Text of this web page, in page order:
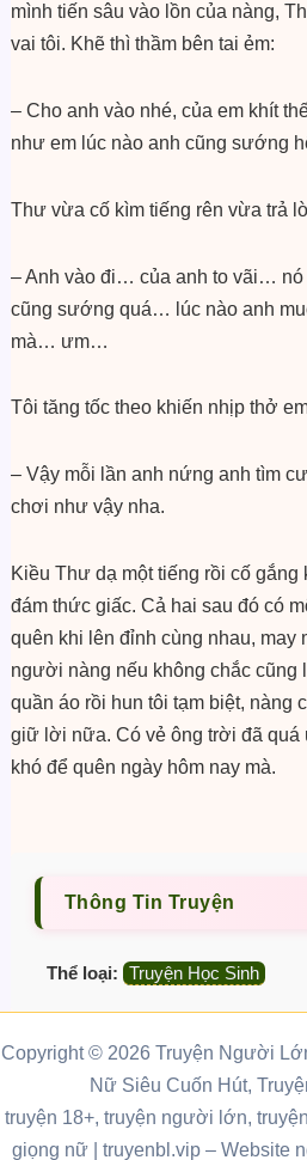
mình tiến sâu vào lồn của nàng,
vai tôi. Khẽ thì thầm bên tai ẻm:
– Cho anh vào nhé, của em khít
như em lúc nào anh cũng sướng
Thư vừa cố kìm tiếng rên vừa trả
– Anh vào đi… của anh to vãi… nó
cũng sướng quá… lúc nào anh
mà… ưm…
Tôi tăng tốc theo khiến nhịp thở
– Vậy mỗi lần anh nứng anh tìm
chơi như vậy nha.
Kiều Thư dạ một tiếng rồi cố gắng
đám thức giấc. Cả hai sau đó có
quên khi lên đỉnh cùng nhau, may
người nàng nếu không chắc cũng
quần áo rồi hun tôi tạm biệt, nàng
giữ lời nữa. Có vẻ ông trời đã quá
khó để quên ngày hôm nay mà.
Thông Tin Truyện
Thể loại: Truyện Học Sinh
Copyright © 2026 Truyện Người
Nữ Siêu Cuốn Hút,
truyện 18+, truyện người lớn,
giọng nữ | truyenbl.vip – Website